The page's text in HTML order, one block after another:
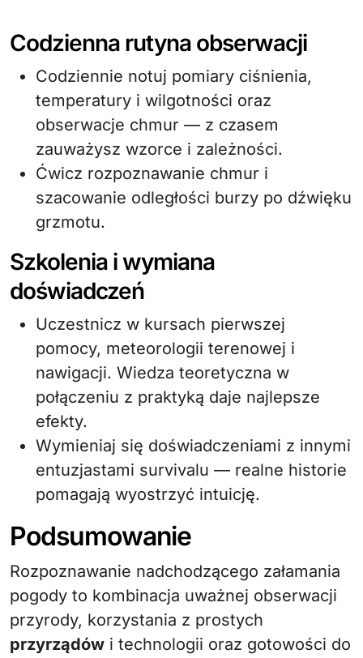
Codzienna rutyna obserwacji
Codziennie notuj pomiary ciśnienia,
temperatury i wilgotności oraz
obserwacje chmur — z czasem
zauważysz wzorce i zależności.
Ćwicz rozpoznawanie chmur i
szacowanie odległości burzy po dźwięku
grzmotu.
Szkolenia i wymiana
doświadczeń
Uczestnicz w kursach pierwszej
pomocy, meteorologii terenowej i
nawigacji. Wiedza teoretyczna w
połączeniu z praktyką daje najlepsze
efekty.
Wymieniaj się doświadczeniami z innymi
entuzjastami survivalu — realne historie
pomagają wyostrzyć intuicję.
Podsumowanie
Rozpoznawanie nadchodzącego załamania
pogody to kombinacja uważnej obserwacji
przyrody, korzystania z prostych
przyrządów i technologii oraz gotowości do